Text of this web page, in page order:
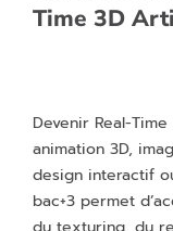
Time 3D
Devenir Real-
animation 3D,
design interactif
bac+3 permet